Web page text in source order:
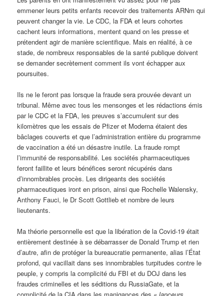
emmener leurs petits enfants recevoir des traitements ARNm qui
peuvent changer la vie. Le CDC, la FDA et leurs cohortes
cachent leurs informations, mentent quand on les presse et
prétendent agir de manière scientifique. Mais en réalité, à ce
stade, de nombreux responsables de la santé publique doivent
se demander secrètement comment ils vont échapper aux
poursuites.
Ils ne le feront pas lorsque la fraude sera prouvée devant un
tribunal. Même avec tous les mensonges et les rédactions émis
par le CDC et la FDA, les preuves s’accumulent sur des
kilomètres que les essais de Pfizer et Moderna étaient des
bâclages couverts et que l’administration entière du programme
de vaccination a été un désastre inutile. La fraude rompt
l’immunité de responsabilité. Les sociétés pharmaceutiques
feront faillite et leurs bénéfices seront récupérés dans
d’innombrables procès. Les dirigeants des sociétés
pharmaceutiques iront en prison, ainsi que Rochelle Walensky,
Anthony Fauci, le Dr Scott Gottlieb et nombre de leurs
lieutenants.
Ma théorie personnelle est que la libération de la Covid-19 était
entièrement destinée à se débarrasser de Donald Trump et rien
d’autre, afin de protéger la bureaucratie permanente, alias l’État
profond, qui vacillait dans ses innombrables turpitudes contre le
peuple, y compris la complicité du FBI et du DOJ dans les
fraudes criminelles et les séditions du RussiaGate, et la